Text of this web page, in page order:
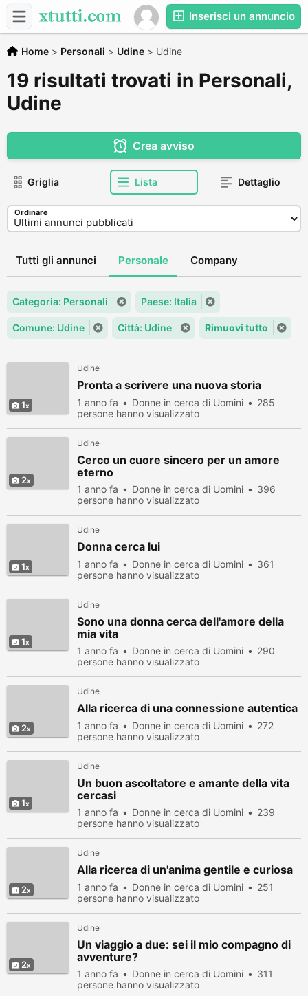
Inserisci un annuncio
Home > Personali > Udine > Udine
19 risultati trovati in Personali,
Udine
Crea avviso
Griglia Lista Dettaglio
Ordinare
Tutti gli annunci Personale Company
Categoria: Personali Paese: Italia
Comune: Udine Città: Udine Rimuovi tutto
1
Udine
Pronta a scrivere una nuova storia
1 anno fa Donne in cerca di Uomini
285
persone hanno visualizzato
2
Udine
Cerco un cuore sincero per un amore
eterno
1 anno fa Donne in cerca di Uomini
396
persone hanno visualizzato
1
Udine
Donna cerca lui
1 anno fa Donne in cerca di Uomini
361
persone hanno visualizzato
1
Udine
Sono una donna cerca dell'amore della
mia vita
1 anno fa Donne in cerca di Uomini
290
persone hanno visualizzato
2
Udine
Alla ricerca di una connessione autentica
1 anno fa Donne in cerca di Uomini
272
persone hanno visualizzato
1
Udine
Un buon ascoltatore e amante della vita
cercasi
1 anno fa Donne in cerca di Uomini
239
persone hanno visualizzato
2
Udine
Alla ricerca di un'anima gentile e curiosa
1 anno fa Donne in cerca di Uomini
251
persone hanno visualizzato
2
Udine
Un viaggio a due: sei il mio compagno di
avventure?
1 anno fa Donne in cerca di Uomini
311
persone hanno visualizzato